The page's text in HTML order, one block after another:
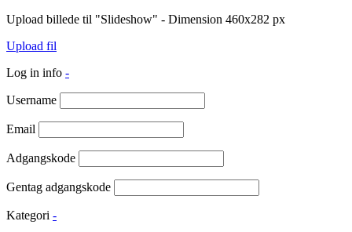
Upload billede til "Slideshow" - Dimension 460x282 px
Upload fil
Log in info -
Username
Email
Adgangskode
Gentag adgangskode
Kategori -